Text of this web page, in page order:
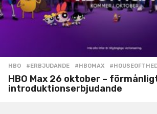
HBO #ERBJUDANDE ,#HBOMAX ,
HBO Max 26 oktober –
introduktionserbjudande